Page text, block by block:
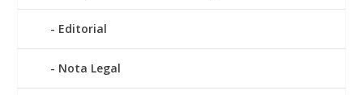
Editorial
Nota Legal